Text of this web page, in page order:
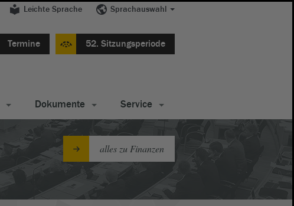
Leichte Sprache Sprachauswahl
Termine 52. Sitzungsperiode
Dokumente Service
alles zu Finanzen